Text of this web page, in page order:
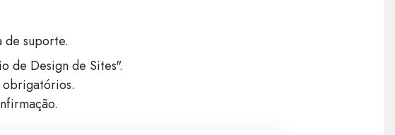
de suporte.
de Design de Sites".
obrigatórios.